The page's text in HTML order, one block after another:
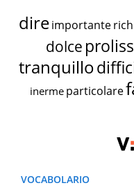
dire importante
dolce
tranquillo
inerme particolare
VOCABOLARIO